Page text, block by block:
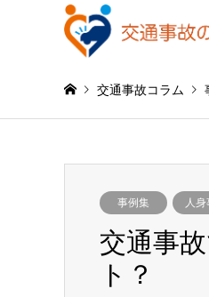
交通事故コラム
事例集 人身
交通事
ト？